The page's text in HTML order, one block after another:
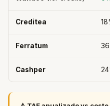
Creditea
Ferratum
Cashper